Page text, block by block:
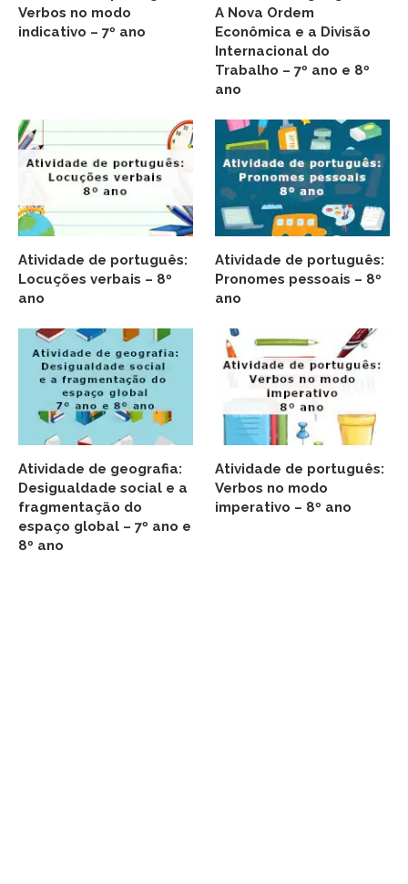
Verbos no modo
indicativo – 7º ano
A Nova Ordem
Econômica e a Divisão
Internacional do
Trabalho – 7º ano e 8º
ano
Atividade de português:
Locuções verbais – 8º
ano
Atividade de português:
Pronomes pessoais – 8º
ano
Atividade de geografia:
Desigualdade social e a
fragmentação do
espaço global – 7º ano e
8º ano
Atividade de português:
Verbos no modo
imperativo – 8º ano